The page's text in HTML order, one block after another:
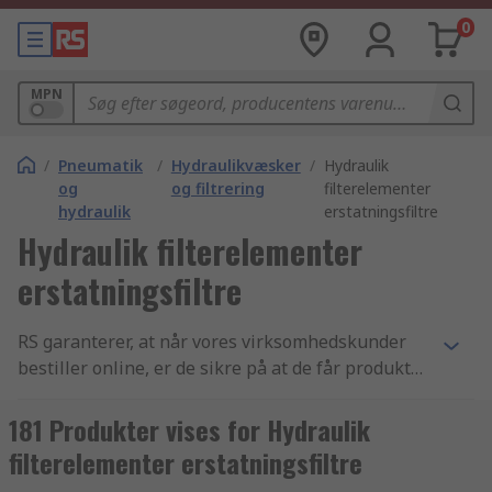
0
MPN
/ Pneumatik
og
hydraulik
/ Hydraulikvæsker
og filtrering
/ Hydraulik
filterelementer
erstatningsfiltre
Hydraulik filterelementer
erstatningsfiltre
RS garanterer, at når vores virksomhedskunder
bestiller online, er de sikre på at de får produkter
sikkerhedsstandarder - vores omdømme er
bygget på god kundeservice. Vores udvalg af
Hydraulik filterelementer erstatningsfiltre
181 Produkter vises for Hydraulik
filterelementer erstatningsfiltre